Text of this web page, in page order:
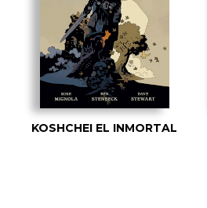
KOSHCHEI EL INMORTAL